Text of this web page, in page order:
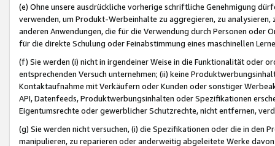
(e) Ohne unsere ausdrückliche vorherige schriftliche Genehmigung
verwenden, um Produkt-Werbeinhalte zu aggregieren, zu
anderen Anwendungen, die für die Verwendung durch Personen
für die direkte Schulung oder Feinabstimmung eines maschinellen
(f) Sie werden (i) nicht in irgendeiner Weise in die Funktionalität oder
entsprechenden Versuch unternehmen; (ii) keine
Kontaktaufnahme mit Verkäufern oder Kunden oder sonstiger
API, Datenfeeds, Produktwerbungsinhalten oder Spezifikationen
Eigentumsrechte oder gewerblicher Schutzrechte, nicht entfernen,
(g) Sie werden nicht versuchen, (i) die Spezifikationen oder die in
manipulieren, zu reparieren oder anderweitig abgeleitete Werke